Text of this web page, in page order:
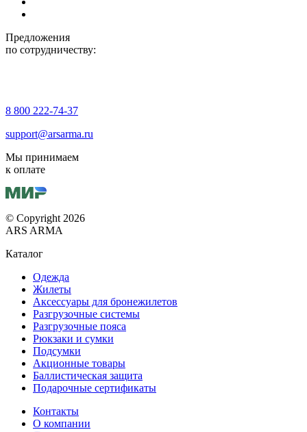
Предложения
по сотрудничеству:
8 800 222-74-37
support@arsarma.ru
Мы принимаем
к оплате
© Copyright 2026
ARS ARMA
Каталог
Одежда
Жилеты
Аксессуары для бронежилетов
Разгрузочные системы
Разгрузочные пояса
Рюкзаки и сумки
Подсумки
Акционные товары
Баллистическая защита
Подарочные сертификаты
Контакты
О компании